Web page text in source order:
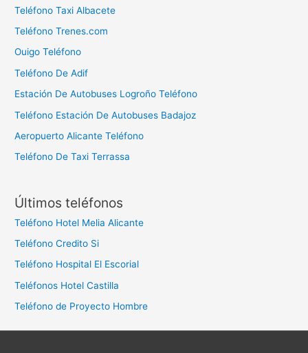
Teléfono Taxi Albacete
Teléfono Trenes.com
Ouigo Teléfono
Teléfono De Adif
Estación De Autobuses Logroño Teléfono
Teléfono Estación De Autobuses Badajoz
Aeropuerto Alicante Teléfono
Teléfono De Taxi Terrassa
Últimos teléfonos
Teléfono Hotel Melia Alicante
Teléfono Credito Si
Teléfono Hospital El Escorial
Teléfonos Hotel Castilla
Teléfono de Proyecto Hombre